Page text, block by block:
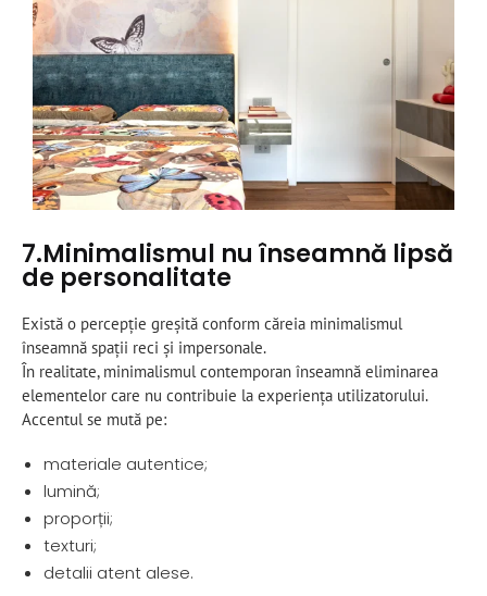
7.Minimalismul nu înseamnă lipsă
de personalitate
Există o percepție greșită conform căreia minimalismul
înseamnă spații reci și impersonale.
În realitate, minimalismul contemporan înseamnă eliminarea
elementelor care nu contribuie la experiența utilizatorului.
Accentul se mută pe:
materiale autentice;
lumină;
proporții;
texturi;
detalii atent alese.